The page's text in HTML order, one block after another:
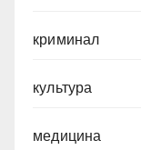
криминал
культура
медицина